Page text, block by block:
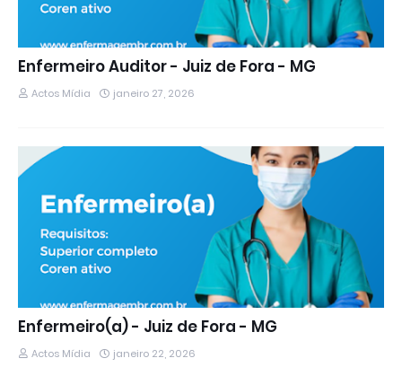
Enfermeiro Auditor - Juiz de Fora - MG
Actos Mídia janeiro 27, 2026
Enfermeiro(a) - Juiz de Fora - MG
Actos Mídia janeiro 22, 2026